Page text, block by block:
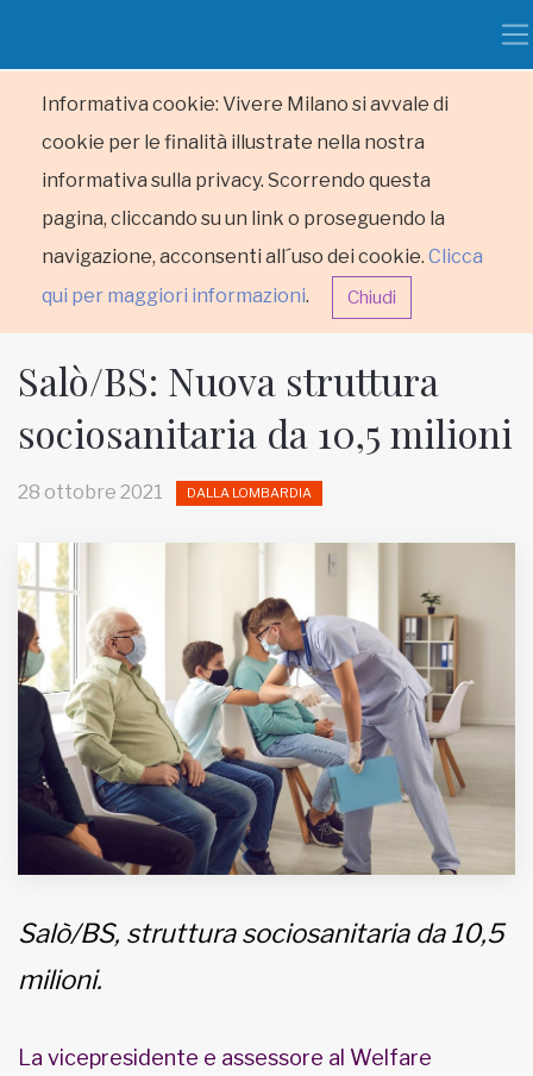
Informativa cookie: Vivere Milano si avvale di
cookie per le finalità illustrate nella nostra
informativa sulla privacy. Scorrendo questa
pagina, cliccando su un link o proseguendo la
navigazione, acconsenti all´uso dei cookie. Clicca
qui per maggiori informazioni. Chiudi
HOME
MUNICIPI
Inviateci le vostre segnalazioni
Iscriviti alla newsletter
www.viveremilano.info
Fondato e diretto da Enzo De
Bernardis
EDB edizioni - Via Brivio angolo C.
Informativa sulla privacy
Salò/BS: Nuova struttura
sociosanitaria da 10,5 milioni
28 ottobre 2021 DALLA LOMBARDIA
Salò/BS, struttura sociosanitaria da 10,5
milioni.
La vicepresidente e assessore al Welfare